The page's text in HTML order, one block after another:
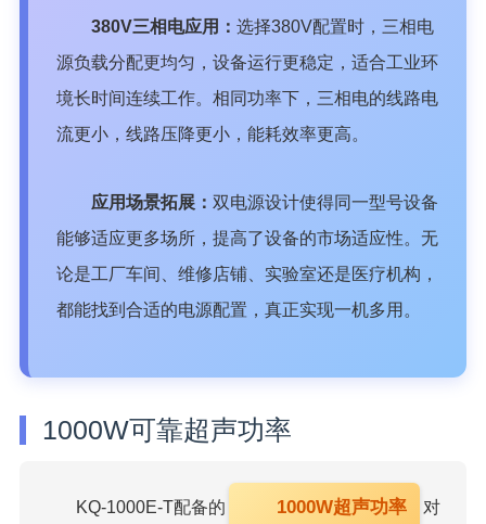
380V三相电应用： 选择380V配置时，三相电
源负载分配更均匀，设备运行更稳定，适合工业环
境长时间连续工作。相同功率下，三相电的线路电
流更小，线路压降更小，能耗效率更高。
应用场景拓展： 双电源设计使得同一型号设备
能够适应更多场所，提高了设备的市场适应性。无
论是工厂车间、维修店铺、实验室还是医疗机构，
都能找到合适的电源配置，真正实现一机多用。
1000W可靠超声功率
KQ-1000E-T配备的 1000W超声功率 对